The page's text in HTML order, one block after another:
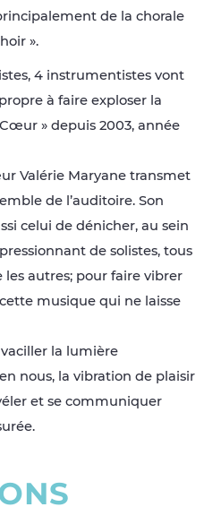
de la chorale
».
4 instrumentistes vont
à faire exploser la
» depuis 2003, année
Valérie Maryane transmet
de l’auditoire. Son
celui de dénicher, au sein
de solistes, tous
les autres; pour faire vibrer
musique qui ne laisse
la lumière
nous, la vibration de plaisir
et se communiquer
NS